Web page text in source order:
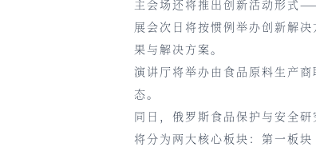
主会场还将推出创新活动形式
展会次日将按惯例举办创新解
果与解决方案。
演讲厅将举办由食品原料生产
态。
同日，俄罗斯食品保护与安全
将分为两大核心板块：第一板